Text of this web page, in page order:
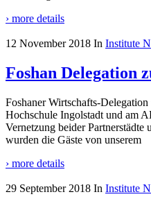
› more details
12 November 2018 In Institute
Foshan Delegation
Foshaner Wirtschafts-
Hochschule Ingolstadt und am
Vernetzung beider
wurden die Gäste von unserem
› more details
29 September 2018 In Institute